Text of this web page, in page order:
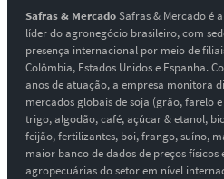
Safras & MercadoSafras & Mercado é
líder do agronegócio brasileiro, com
presença internacional por meio de
Colômbia, Estados Unidos e Espanha.
anos de atuação, a empresa monitora
mercados globais de soja (grão, farelo
trigo, algodão, café, açúcar & etanol,
feijão, fertilizantes, boi, frango, suíno,
maior banco de dados de preços físicos
agropecuárias do setor em nível